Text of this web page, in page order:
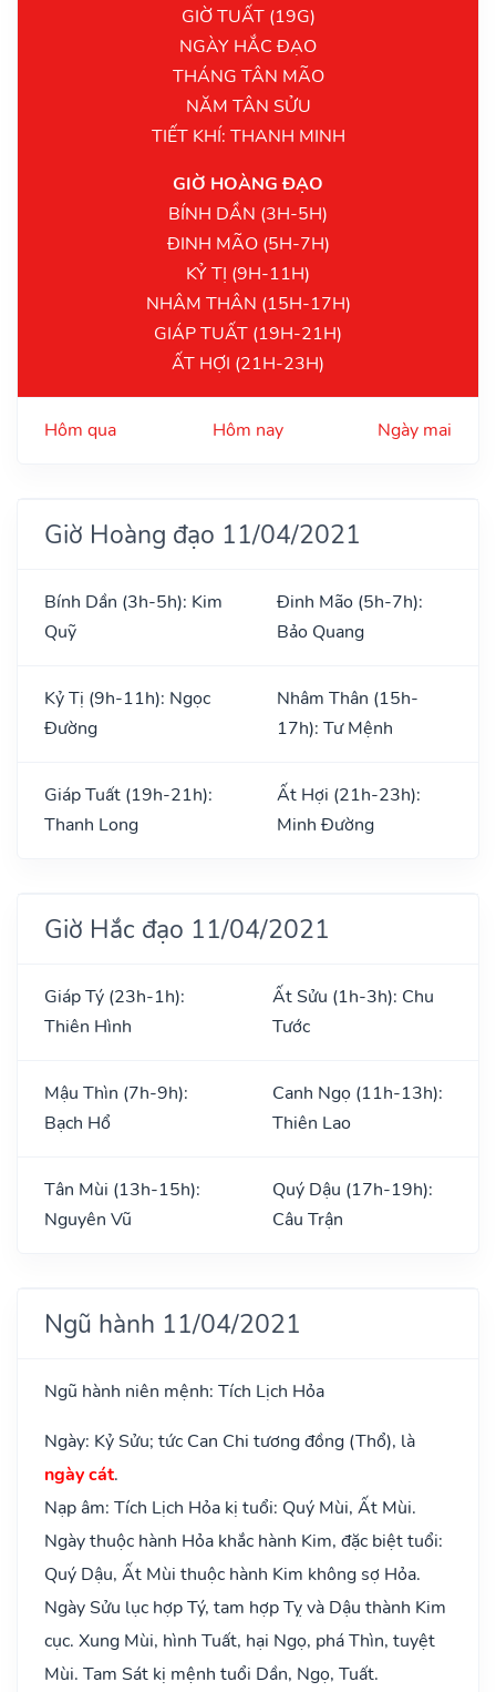
GIỜ TUẤT (19G)
NGÀY HẮC ĐẠO
THÁNG TÂN MÃO
NĂM TÂN SỬU
TIẾT KHÍ: THANH MINH
GIỜ HOÀNG ĐẠO
BÍNH DẦN (3H-5H)
ĐINH MÃO (5H-7H)
KỶ TỊ (9H-11H)
NHÂM THÂN (15H-17H)
GIÁP TUẤT (19H-21H)
ẤT HỢI (21H-23H)
Hôm qua Hôm nay Ngày mai
Giờ Hoàng đạo 11/04/2021
Bính Dần (3h-5h): Kim
Quỹ
Đinh Mão (5h-7h):
Bảo Quang
Kỷ Tị (9h-11h): Ngọc
Đường
Nhâm Thân (15h-
17h): Tư Mệnh
Giáp Tuất (19h-21h):
Thanh Long
Ất Hợi (21h-23h):
Minh Đường
Giờ Hắc đạo 11/04/2021
Giáp Tý (23h-1h):
Thiên Hình
Ất Sửu (1h-3h): Chu
Tước
Mậu Thìn (7h-9h):
Bạch Hổ
Canh Ngọ (11h-13h):
Thiên Lao
Tân Mùi (13h-15h):
Nguyên Vũ
Quý Dậu (17h-19h):
Câu Trận
Ngũ hành 11/04/2021
Ngũ hành niên mệnh: Tích Lịch Hỏa
Ngày: Kỷ Sửu; tức Can Chi tương đồng (Thổ), là
ngày cát.
Nạp âm: Tích Lịch Hỏa kị tuổi: Quý Mùi, Ất Mùi.
Ngày thuộc hành Hỏa khắc hành Kim, đặc biệt tuổi:
Quý Dậu, Ất Mùi thuộc hành Kim không sợ Hỏa.
Ngày Sửu lục hợp Tý, tam hợp Tỵ và Dậu thành Kim
cục. Xung Mùi, hình Tuất, hại Ngọ, phá Thìn, tuyệt
Mùi. Tam Sát kị mệnh tuổi Dần, Ngọ, Tuất.